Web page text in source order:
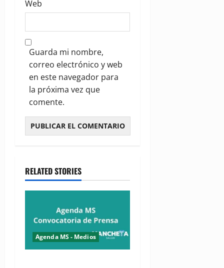
Web
Guarda mi nombre,
correo electrónico y web
en este navegador para
la próxima vez que
comente.
RELATED STORIES
Agenda MS - Medios